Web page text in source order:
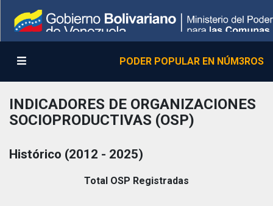
PODER POPULAR EN NÚM3ROS
INDICADORES DE ORGANIZACIONES
SOCIOPRODUCTIVAS (OSP)
Histórico (2012 - 2025)
Total OSP Registradas